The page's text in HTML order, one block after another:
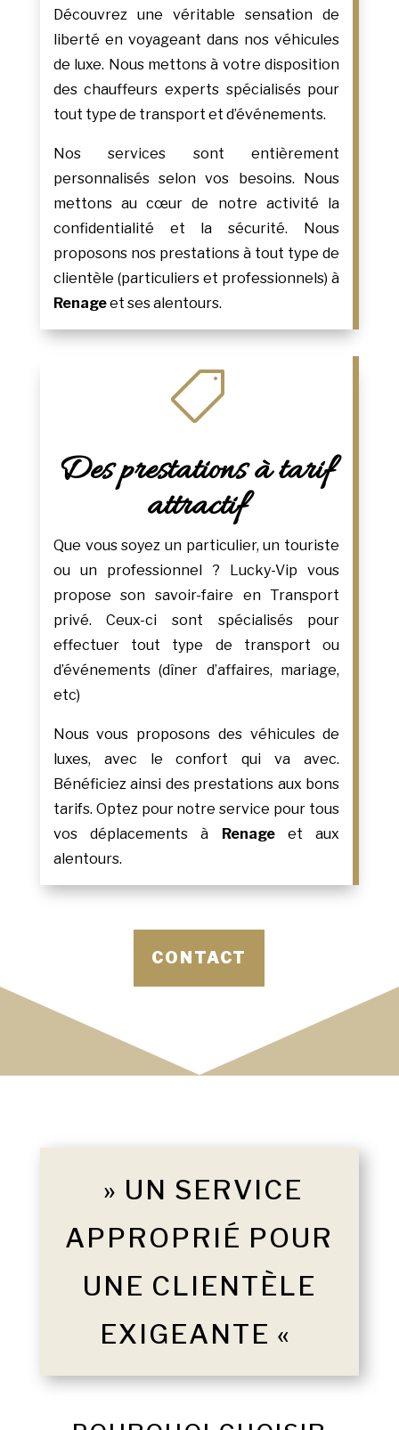
Découvrez une véritable sensation de
liberté en voyageant dans nos véhicules
de luxe. Nous mettons à votre disposition
des chauffeurs experts spécialisés pour
tout type de transport et d’événements.
Nos services sont entièrement
personnalisés selon vos besoins. Nous
mettons au cœur de notre activité la
confidentialité et la sécurité. Nous
proposons nos prestations à tout type de
clientèle (particuliers et professionnels) à
Renageet ses alentours.

Des prestations à tarif
attractif
Que vous soyez un particulier, un touriste
ou un professionnel ? Lucky-Vip vous
propose son savoir-faire en Transport
privé. Ceux-ci sont spécialisés pour
effectuer tout type de transport ou
d’événements (dîner d’affaires, mariage,
etc)
Nous vous proposons des véhicules de
luxes, avec le confort qui va avec.
Bénéficiez ainsi des prestations aux bons
tarifs. Optez pour notre service pour tous
vos déplacements à Renageet aux
alentours.
CONTACT
» UN SERVICE
APPROPRIÉ POUR
UNE CLIENTÈLE
EXIGEANTE «